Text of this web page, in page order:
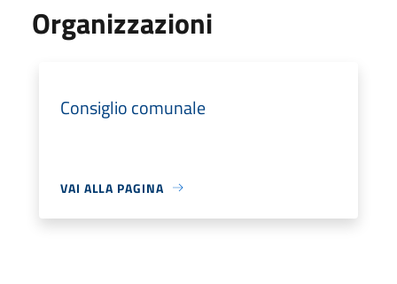
Organizzazioni
Consiglio comunale
VAI ALLA PAGINA